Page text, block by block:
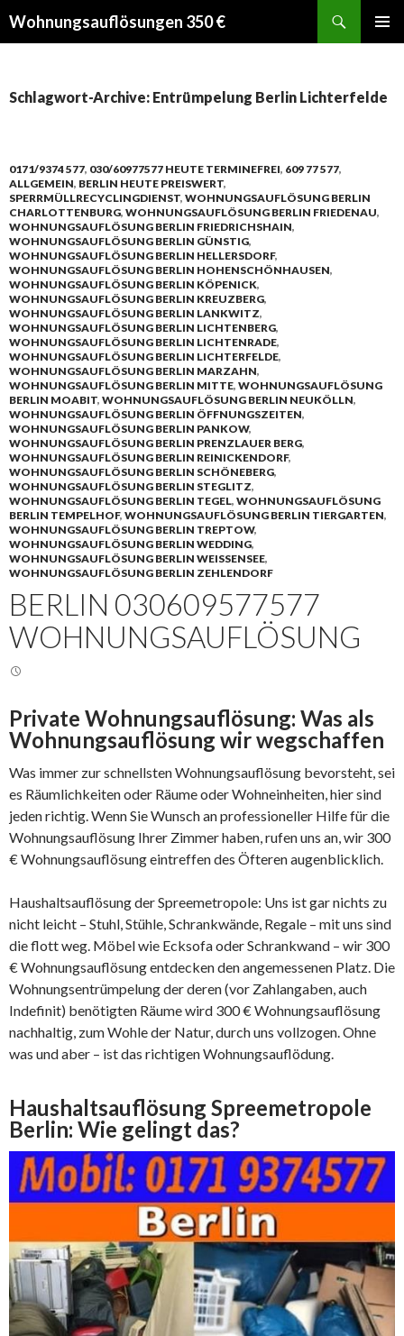
Wohnungsauflösungen 350 €
Schlagwort-Archive: Entrümpelung Berlin Lichterfelde
0171/9374 577, 030/60977577 HEUTE TERMINEFREI, 609 77 577,
ALLGEMEIN, BERLIN HEUTE PREISWERT,
SPERRMÜLLRECYCLINGDIENST, WOHNUNGSAUFLÖSUNG BERLIN
CHARLOTTENBURG, WOHNUNGSAUFLÖSUNG BERLIN FRIEDENAU,
WOHNUNGSAUFLÖSUNG BERLIN FRIEDRICHSHAIN,
WOHNUNGSAUFLÖSUNG BERLIN GÜNSTIG,
WOHNUNGSAUFLÖSUNG BERLIN HELLERSDORF,
WOHNUNGSAUFLÖSUNG BERLIN HOHENSCHÖNHAUSEN,
WOHNUNGSAUFLÖSUNG BERLIN KÖPENICK,
WOHNUNGSAUFLÖSUNG BERLIN KREUZBERG,
WOHNUNGSAUFLÖSUNG BERLIN LANKWITZ,
WOHNUNGSAUFLÖSUNG BERLIN LICHTENBERG,
WOHNUNGSAUFLÖSUNG BERLIN LICHTENRADE,
WOHNUNGSAUFLÖSUNG BERLIN LICHTERFELDE,
WOHNUNGSAUFLÖSUNG BERLIN MARZAHN,
WOHNUNGSAUFLÖSUNG BERLIN MITTE, WOHNUNGSAUFLÖSUNG
BERLIN MOABIT, WOHNUNGSAUFLÖSUNG BERLIN NEUKÖLLN,
WOHNUNGSAUFLÖSUNG BERLIN ÖFFNUNGSZEITEN,
WOHNUNGSAUFLÖSUNG BERLIN PANKOW,
WOHNUNGSAUFLÖSUNG BERLIN PRENZLAUER BERG,
WOHNUNGSAUFLÖSUNG BERLIN REINICKENDORF,
WOHNUNGSAUFLÖSUNG BERLIN SCHÖNEBERG,
WOHNUNGSAUFLÖSUNG BERLIN STEGLITZ,
WOHNUNGSAUFLÖSUNG BERLIN TEGEL, WOHNUNGSAUFLÖSUNG
BERLIN TEMPELHOF, WOHNUNGSAUFLÖSUNG BERLIN TIERGARTEN,
WOHNUNGSAUFLÖSUNG BERLIN TREPTOW,
WOHNUNGSAUFLÖSUNG BERLIN WEDDING,
WOHNUNGSAUFLÖSUNG BERLIN WEISSENSEE ,
WOHNUNGSAUFLÖSUNG BERLIN ZEHLENDORF
BERLIN 030609577577
WOHNUNGSAUFLÖSUNG
Private Wohnungsauflösung: Was als
Wohnungsauflösung wir wegschaffen
Was immer zur schnellsten Wohnungsauflösung bevorsteht, sei
es Räumlichkeiten oder Räume oder Wohneinheiten, hier sind
jeden richtig. Wenn Sie Wunsch an professioneller Hilfe für die
Wohnungsauflösung Ihrer Zimmer haben, rufen uns an, wir 300
€ Wohnungsauflösung eintreffen des Öfteren augenblicklich.
Haushaltsauflösung der Spreemetropole: Uns ist gar nichts zu
nicht leicht – Stuhl, Stühle, Schrankwände, Regale – mit uns sind
die flott weg. Möbel wie Ecksofa oder Schrankwand – wir 300
€ Wohnungsauflösung entdecken den angemessenen Platz. Die
Wohnungsentrümpelung der deren (vor Zahlangaben, auch
Indefinit) benötigten Räume wird 300 € Wohnungsauflösung
nachhaltig, zum Wohle der Natur, durch uns vollzogen. Ohne
was und aber – ist das richtigen Wohnungsauflödung.
Haushaltsauflösung Spreemetropole
Berlin: Wie gelingt das?